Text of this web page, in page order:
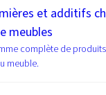
et additifs
meubles
complète de
meuble.